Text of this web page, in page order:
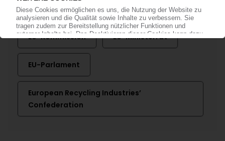
Mehr zu ...
EU-Kommission EU-Ministerrat
EU-Parlament
European Recycling Industries’
Confederation